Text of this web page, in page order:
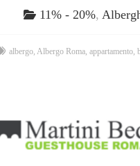
11% - 20%,
albergo, Albergo Roma, appartamento,